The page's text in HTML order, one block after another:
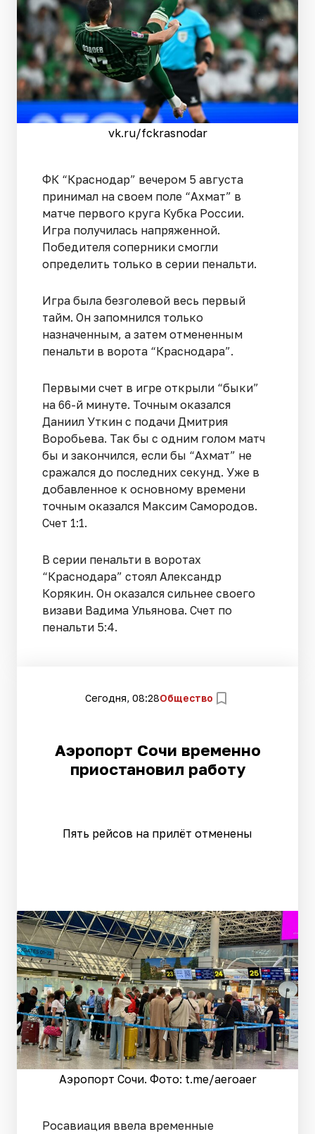
vk.ru/fckrasnodar
ФК “Краснодар” вечером 5 августа
принимал на своем поле “Ахмат” в
матче первого круга Кубка России.
Игра получилась напряженной.
Победителя соперники смогли
определить только в серии пенальти.
Игра была безголевой весь первый
тайм. Он запомнился только
назначенным, а затем отмененным
пенальти в ворота “Краснодара”.
Первыми счет в игре открыли “быки”
на 66-й минуте. Точным оказался
Даниил Уткин с подачи Дмитрия
Воробьева. Так бы с одним голом матч
бы и закончился, если бы “Ахмат” не
сражался до последних секунд. Уже в
добавленное к основному времени
точным оказался Максим Самородов.
Счет 1:1.
В серии пенальти в воротах
“Краснодара” стоял Александр
Корякин. Он оказался сильнее своего
визави Вадима Ульянова. Счет по
пенальти 5:4.
Сегодня, 08:28Общество
Аэропорт Сочи временно
приостановил работу
Пять рейсов на прилёт отменены
Аэропорт Сочи. Фото: t.me/aeroaer
Росавиация ввела временные